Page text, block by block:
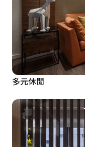
多元休閒